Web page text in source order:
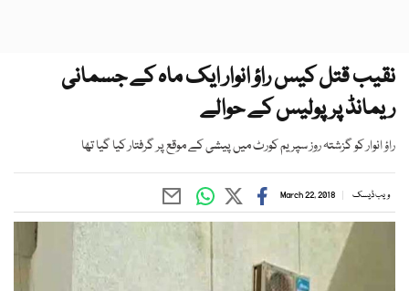
نقیب قتل کیس راؤ انوار ایک ماہ کے جسمانی
ریمانڈ پرپولیس کے حوالے
راؤ انوار کو گزشتہ روز سپریم کورٹ میں پیشی کے موقع پر گرفتار کیا گیا تھا
ویب ڈیسک March 22, 2018